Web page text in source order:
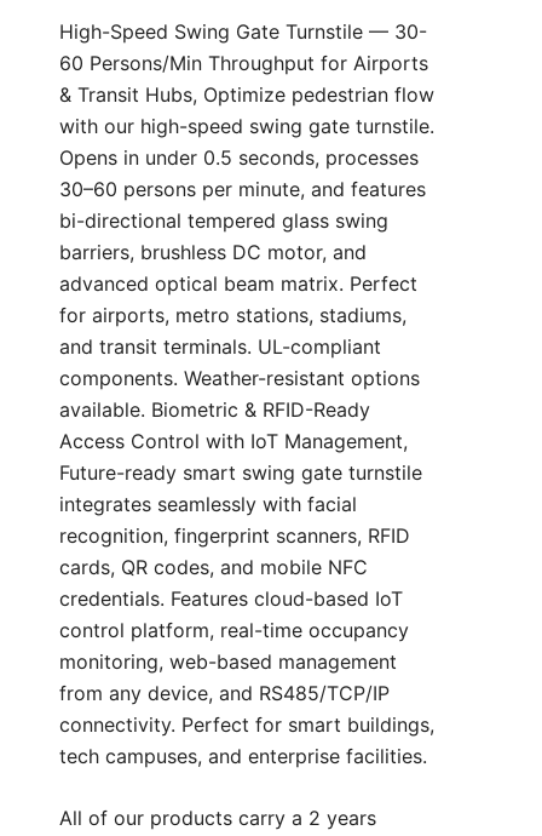
High-Speed Swing Gate Turnstile — 30-
60 Persons/Min Throughput for Airports
& Transit Hubs, Optimize pedestrian flow
with our high-speed swing gate turnstile.
Opens in under 0.5 seconds, processes
30–60 persons per minute, and features
bi-directional tempered glass swing
barriers, brushless DC motor, and
advanced optical beam matrix. Perfect
for airports, metro stations, stadiums,
and transit terminals. UL-compliant
components. Weather-resistant options
available. Biometric & RFID-Ready
Access Control with IoT Management,
Future-ready smart swing gate turnstile
integrates seamlessly with facial
recognition, fingerprint scanners, RFID
cards, QR codes, and mobile NFC
credentials. Features cloud-based IoT
control platform, real-time occupancy
monitoring, web-based management
from any device, and RS485/TCP/IP
connectivity. Perfect for smart buildings,
tech campuses, and enterprise facilities.
All of our products carry a 2 years